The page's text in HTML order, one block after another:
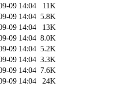
09 14:04
11K
09 14:04 5.8K
09 14:04
13K
09 14:04 8.0K
09 14:04 5.2K
09 14:04 3.3K
09 14:04 7.6K
09 14:04
24K